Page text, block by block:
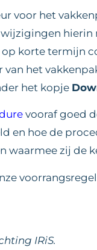
voor het
korte termijn
het
het kopje
vooraf goed
en hoe de
waarmee zij de
IRiS.